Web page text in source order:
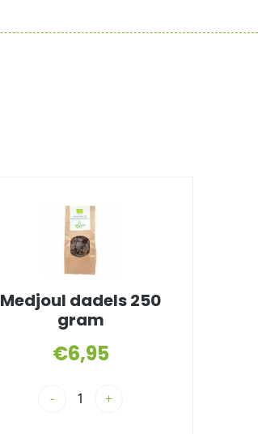
Medjoul dadels 250
gram
€6,95
- +